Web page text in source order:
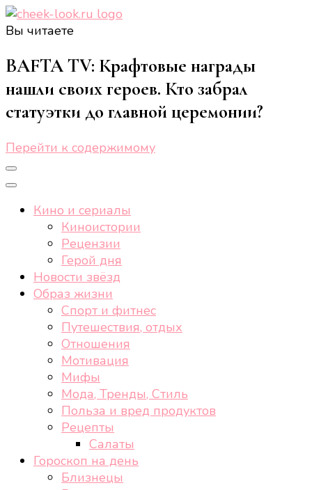
здоровом образе жизни, спорте, стиле, отдыхе и
еде.
Вы читаете
BAFTA TV: Крафтовые награды
нашли своих героев. Кто забрал
статуэтки до главной церемонии?
Перейти к содержимому
Кино и сериалы
Киноистории
Рецензии
Герой дня
Новости звёзд
Образ жизни
Спорт и фитнес
Путешествия, отдых
Отношения
Мотивация
Мифы
Мода, Тренды, Стиль
Польза и вред продуктов
Рецепты
Салаты
Гороскоп на день
Близнецы